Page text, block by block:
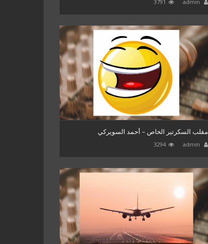
admin
3791
مقلب السكرتير الخاص – أحمد السويركي
admin
3294